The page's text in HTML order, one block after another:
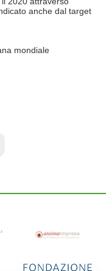
anche dal target
mondiale